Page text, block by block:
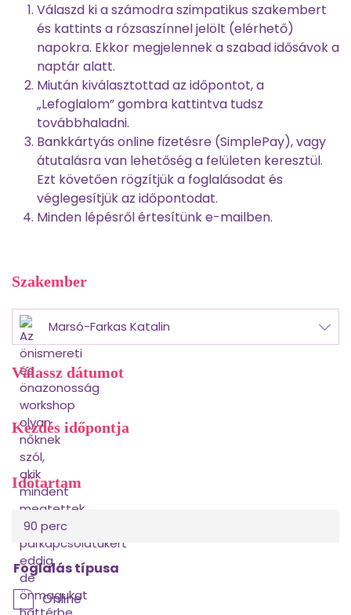
Válaszd ki a számodra szimpatikus szakembert
és kattints a rózsaszínnel jelölt (elérhető)
napokra. Ekkor megjelennek a szabad idősávok a
naptár alatt.
Miután kiválasztottad az időpontot, a
„Lefoglalom” gombra kattintva tudsz
továbbhaladni.
Bankkártyás online fizetésre (SimplePay), vagy
átutalásra van lehetőség a felületen keresztül.
Ezt követően rögzítjük a foglalásodat és
véglegesítjük az időpontodat.
Minden lépésről értesítünk e-mailben.
Szakember
Marsó-Farkas Katalin
Válassz dátumot
Kezdés időpontja
Időtartam
90 perc
Foglalás típusa
Online